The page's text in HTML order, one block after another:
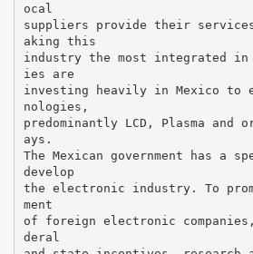
ocal
suppliers provide their services
aking this
industry the most integrated in
ies are
investing heavily in Mexico to
nologies,
predominantly LCD, Plasma
ays.
The Mexican government has a
develop
the electronic industry. To
ment
of foreign electronic
deral